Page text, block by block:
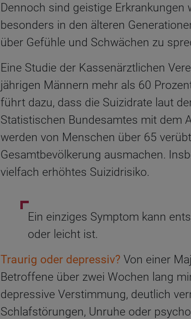
Dennoch sind geistige Erkrankungen
besonders in den älteren
über Gefühle und Schwächen zu
Eine Studie der Kassenärztlichen
jährigen Männern mehr als 60
führt dazu, dass die Suizidrate laut
Statistischen Bundesamtes mit dem
werden von Menschen über 65
Gesamtbevölkerung ausmachen.
vielfach erhöhtes Suizidrisiko.
Ein einziges Symptom kann
oder leicht ist.
Traurig oder depressiv? Von einer
Betroffene über zwei Wochen lang
depressive Verstimmung, deutlich
Schlafstörungen, Unruhe oder